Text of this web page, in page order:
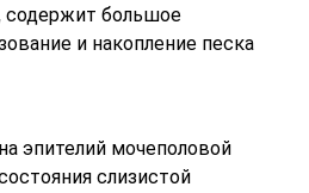
содержит большое
и накопление песка
эпителий мочеполовой
слизистой